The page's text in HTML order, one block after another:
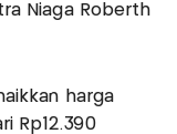
Niaga Roberth
harga
Rp12.390